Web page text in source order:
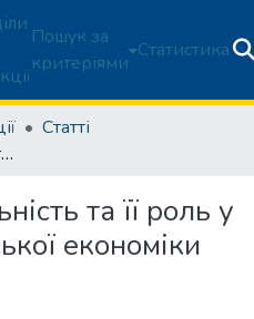
Пошук за
критеріями
Статистика
Статті
Інноваційна діяльність та її роль у розвитку української економіки
та її роль у
економіки